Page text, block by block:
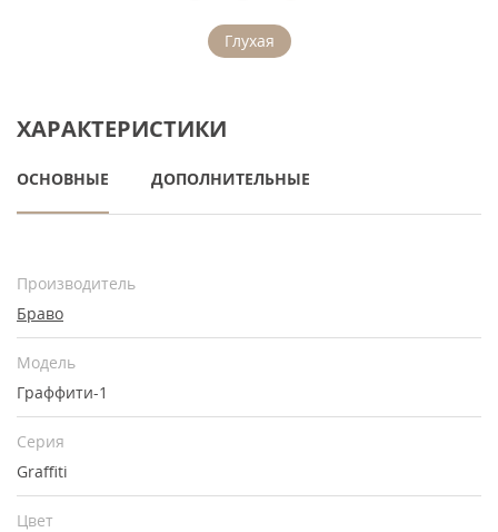
Глухая
ХАРАКТЕРИСТИКИ
ОСНОВНЫЕ ДОПОЛНИТЕЛЬНЫЕ
Производитель
Браво
Модель
Граффити-1
Серия
Graffiti
Цвет